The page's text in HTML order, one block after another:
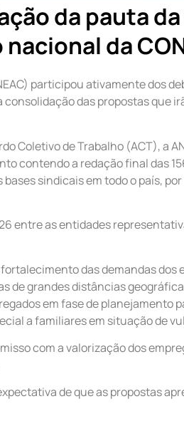
da pauta
da
participou ativamente dos
das propostas que
Coletivo de Trabalho (ACT), a
contendo a redação final das
sindicais em todo o país,
entre as entidades
das demandas dos
de grandes distâncias
em fase de planejamento
a familiares em situação de
com a valorização dos
de que as propostas